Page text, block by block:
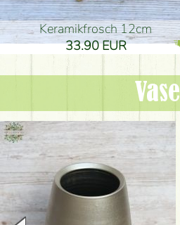
Keramikfrosch 12cm
33.90 EUR
Vase